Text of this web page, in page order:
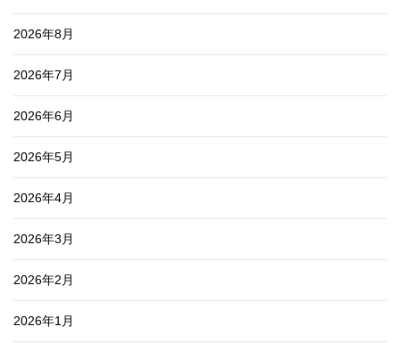
2026年8月
2026年7月
2026年6月
2026年5月
2026年4月
2026年3月
2026年2月
2026年1月